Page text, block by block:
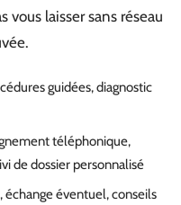
vous laisser sans réseau
guidées, diagnostic
téléphonique,
de dossier personnalisé
échange éventuel, conseils